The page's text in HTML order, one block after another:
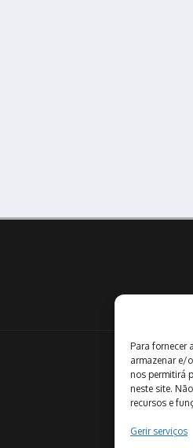
Para fornecer
armazenar e/
nos permitirá
neste site.
recursos e
Gerir serviços